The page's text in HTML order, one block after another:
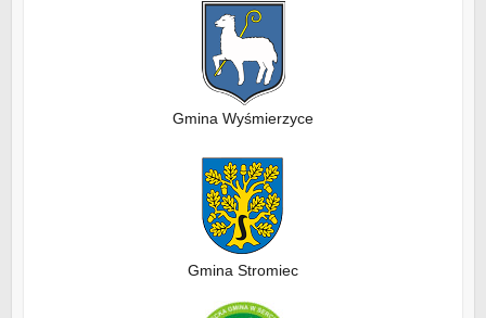
Gmina Wyśmierzyce
Gmina Stromiec